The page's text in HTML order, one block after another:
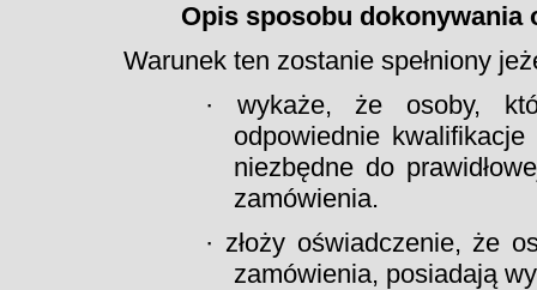
Opis sposobu dokonywania
Warunek ten zostanie spełniony
· wykaże, że osoby,
odpowiednie
niezbędne do
zamówienia.
· złoży oświadczenie, że
zamówienia, posiadają